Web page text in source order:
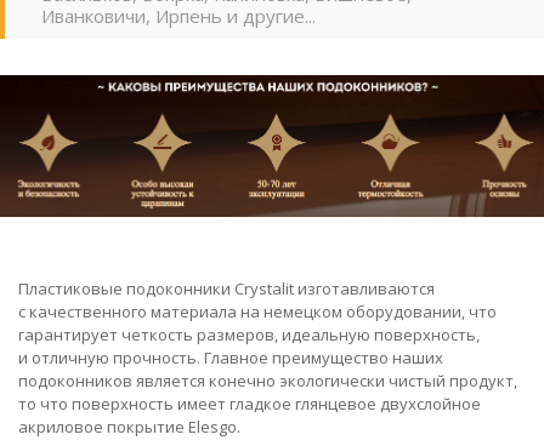
Иванковичи, Ирпень и другие...
Пластиковые подоконники Crystalit изготавливаются
с качественного материала на немецком оборудовании, что
гарантирует четкость размеров, идеальную поверхность,
и отличную прочность. Главное преимущество наших
подоконников является конечно экологически чистый продукт,
то что поверхность имеет гладкое глянцевое двухслойное
акриловое покрытие Elesgo.